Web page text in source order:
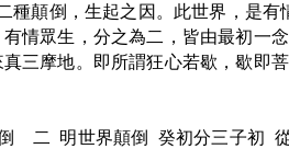
種顛倒，生起之因。此世界，是有
情眾生，分之為二，皆由最初一
三摩地。即所謂狂心若歇，歇即
二 明世界顛倒 癸初分三子初